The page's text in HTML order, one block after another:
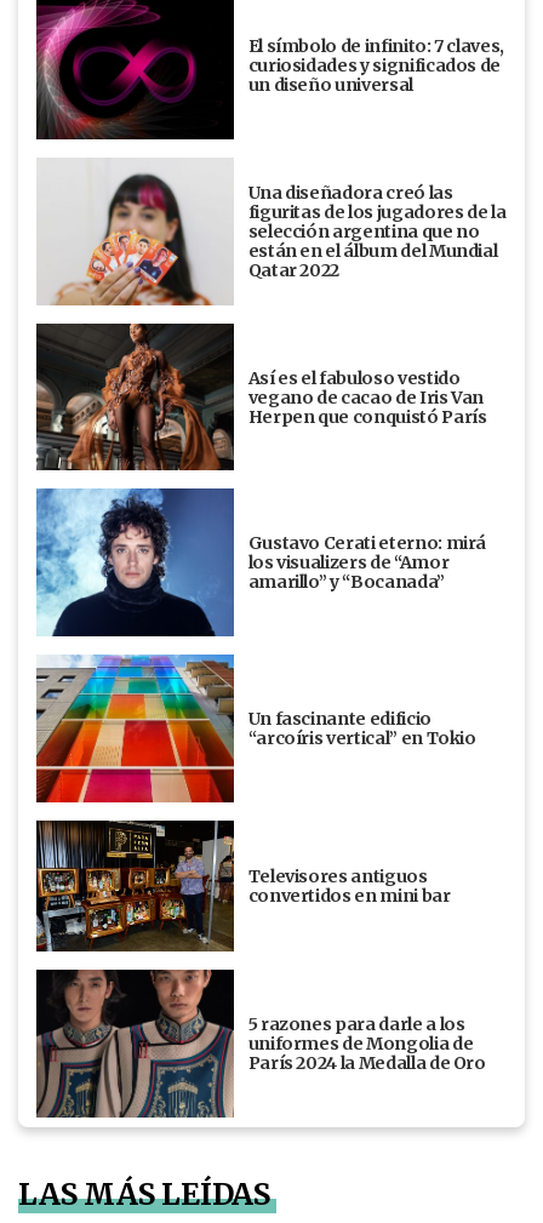
El símbolo de infinito: 7 claves,
curiosidades y significados de
un diseño universal
Una diseñadora creó las
figuritas de los jugadores de la
selección argentina que no
están en el álbum del Mundial
Qatar 2022
Así es el fabuloso vestido
vegano de cacao de Iris Van
Herpen que conquistó París
Gustavo Cerati eterno: mirá
los visualizers de “Amor
amarillo” y “Bocanada”
Un fascinante edificio
“arcoíris vertical” en Tokio
Televisores antiguos
convertidos en mini bar
5 razones para darle a los
uniformes de Mongolia de
París 2024 la Medalla de Oro
LAS MÁS LEÍDAS